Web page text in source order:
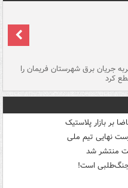
جریان برق شهرستان فریمان را
کرد
بر بازار پلاستیک
منتشر شد
جنگ‌طلبی است!